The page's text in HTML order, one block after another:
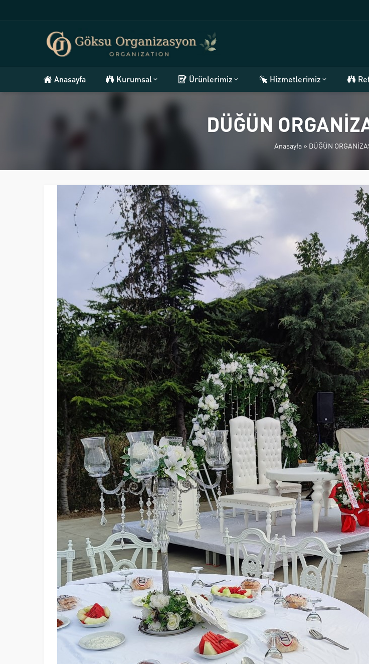
Anasayfa Kurumsal Ürünlerimiz Hizmetlerimiz
DÜĞÜN
Anasayfa» DÜĞÜN